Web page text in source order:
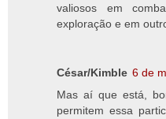
valiosos em
exploração e em
César/Kimble 6 de
Mas aí que está,
permitem essa